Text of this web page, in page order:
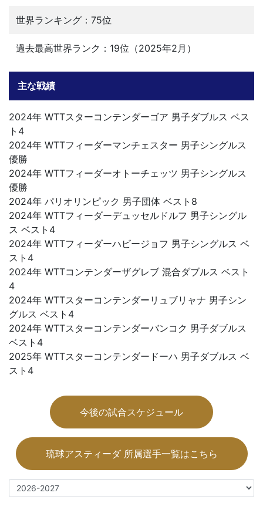
世界ランキング：75位
過去最高世界ランク：19位（2025年2月）
主な戦績
2024年 WTTスターコンテンダーゴア 男子ダブルス ベス
ト4
2024年 WTTフィーダーマンチェスター 男子シングルス
優勝
2024年 WTTフィーダーオトーチェッツ 男子シングルス
優勝
2024年 パリオリンピック 男子団体 ベスト8
2024年 WTTフィーダーデュッセルドルフ 男子シングル
ス ベスト4
2024年 WTTフィーダーハビージョフ 男子シングルス ベ
スト4
2024年 WTTコンテンダーザグレブ 混合ダブルス ベスト
4
2024年 WTTスターコンテンダーリュブリャナ 男子シン
グルス ベスト4
2024年 WTTスターコンテンダーバンコク 男子ダブルス
ベスト4
2025年 WTTスターコンテンダードーハ 男子ダブルス ベ
スト4
今後の試合スケジュール
琉球アスティーダ 所属選手一覧はこちら